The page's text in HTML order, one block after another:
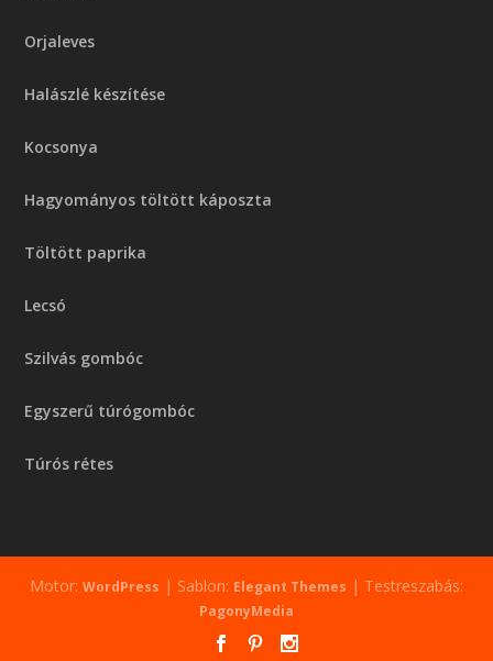
Orjaleves
Halászlé készítése
Kocsonya
Hagyományos töltött káposzta
Töltött paprika
Lecsó
Szilvás gombóc
Egyszerű túrógombóc
Túrós rétes
Motor: WordPress | Sablon: Elegant Themes | Testreszabás:
PagonyMedia